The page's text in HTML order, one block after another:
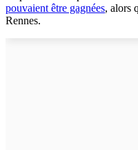
pouvaient être gagnées, alors
Rennes.